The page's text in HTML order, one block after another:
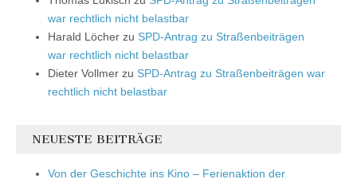
war rechtlich nicht belastbar
Harald Löcher zu SPD-Antrag zu Straßenbeiträgen
war rechtlich nicht belastbar
Dieter Vollmer zu SPD-Antrag zu Straßenbeiträgen war
rechtlich nicht belastbar
NEUESTE BEITRÄGE
Von der Geschichte ins Kino – Ferienaktion der